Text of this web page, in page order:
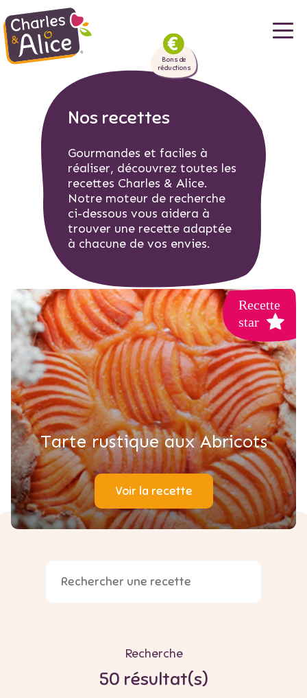
Aller
au
contenu
Bons de
réductions
Nos recettes
Gourmandes et faciles à
réaliser, découvrez toutes les
recettes Charles & Alice.
Notre moteur de recherche
ci-dessous vous aidera à
trouver une recette adaptée
à chacune de vos envies.
Tarte rustique aux Abricots
Voir la recette
Recherche
50 résultat(s)